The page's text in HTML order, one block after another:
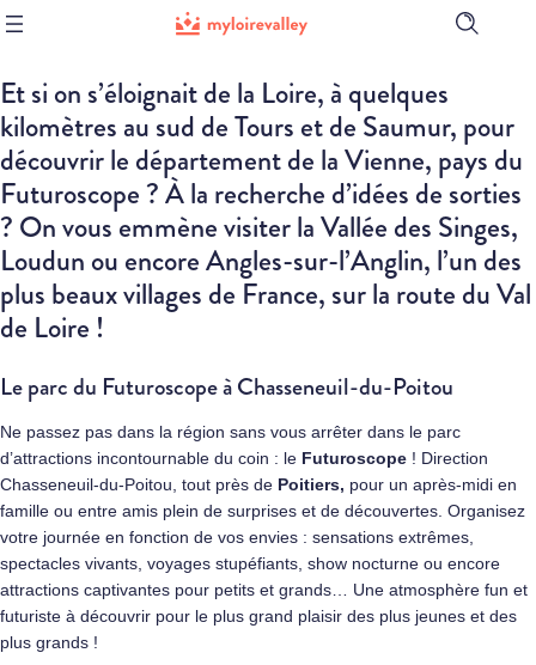
Ouvrir
Et si on s’éloignait de la Loire, à quelques
kilomètres au sud de Tours et de Saumur, pour
découvrir le département de la Vienne, pays du
Futuroscope ? À la recherche d’idées de sorties
? On vous emmène visiter la Vallée des Singes,
Loudun ou encore Angles-sur-l’Anglin, l’un des
plus beaux villages de France, sur la route du Val
de Loire !
Le parc du Futuroscope à Chasseneuil-du-Poitou
Ne passez pas dans la région sans vous arrêter dans le parc
d’attractions incontournable du coin : le Futuroscope ! Direction
Chasseneuil-du-Poitou, tout près de Poitiers, pour un après-midi en
famille ou entre amis plein de surprises et de découvertes. Organisez
votre journée en fonction de vos envies : sensations extrêmes,
spectacles vivants, voyages stupéfiants, show nocturne ou encore
attractions captivantes pour petits et grands… Une atmosphère fun et
futuriste à découvrir pour le plus grand plaisir des plus jeunes et des
plus grands !